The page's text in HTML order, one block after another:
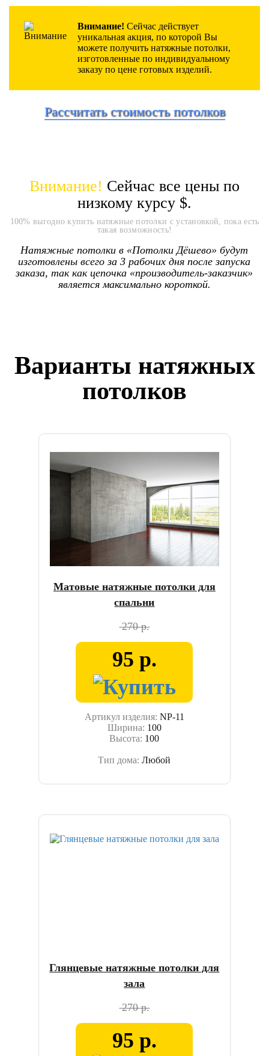
Внимание! Сейчас действует
уникальная акция, по которой Вы
можете получить натяжные потолки,
изготовленные по индивидуальному
заказу по цене готовых изделий.
Рассчитать стоимость потолков
Внимание! Сейчас все цены по
низкому курсу $.
100% выгодно купить натяжные потолки с установкой, пока есть
такая возможность!
Натяжные потолки в «Потолки Дёшево» будут
изготовлены всего за 3 рабочих дня после запуска
заказа, так как цепочка «производитель-заказчик»
является максимально короткой.
Варианты натяжных
потолков
Матовые натяжные потолки для
спальни
270 р.
95 р.
Артикул изделия: NP-11
Ширина: 100
Высота: 100
Тип дома:Любой
Глянцевые натяжные потолки для
зала
270 р.
95 р.